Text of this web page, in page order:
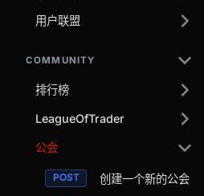
用户联盟
COMMUNITY
排行榜
LeagueOfTrader
公会
创建一个新的公会